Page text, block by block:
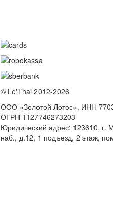
© Le'Thai 2012-2026
ООО «Золотой Лотос», ИНН
ОГРН 1127746273203
Юридический адрес: 123610, г.
наб., д.12, 1 подъезд, 2 этаж,